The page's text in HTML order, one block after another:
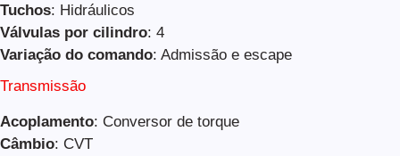
Tuchos: Hidráulicos
Válvulas por cilindro: 4
Variação do comando: Admissão e escape
Transmissão
Acoplamento: Conversor de torque
Câmbio: CVT